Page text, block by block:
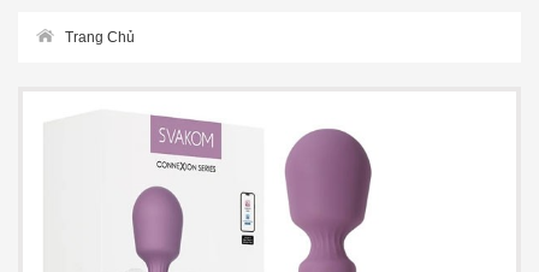
Trang Chủ